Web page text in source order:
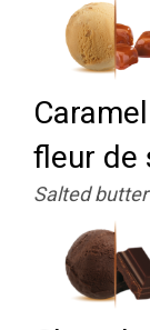
fleur de
Salted